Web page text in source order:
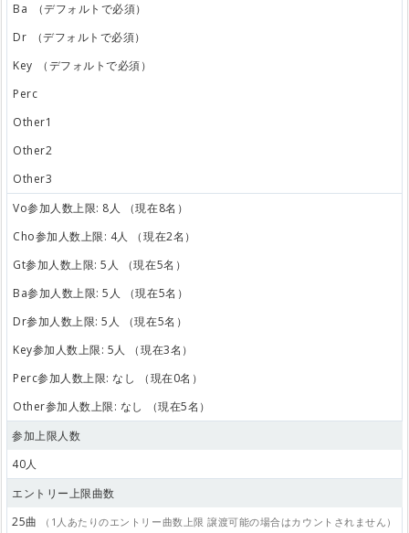
Ba
（デフォルトで必須）
Dr
（デフォルトで必須）
Key
（デフォルトで必須）
Perc
Other1
Other2
Other3
Vo参加人数上限: 8人 （現在8名）
Cho参加人数上限: 4人 （現在2名）
Gt参加人数上限: 5人 （現在5名）
Ba参加人数上限: 5人 （現在5名）
Dr参加人数上限: 5人 （現在5名）
Key参加人数上限: 5人 （現在3名）
Perc参加人数上限: なし （現在0名）
Other参加人数上限: なし （現在5名）
参加上限人数
40人
エントリー上限曲数
25曲
（1人あたりのエントリー曲数上限 譲渡可能の場合はカウントされません）